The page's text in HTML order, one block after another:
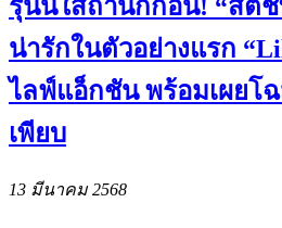
รุ่นนี้ใส่ถ่านกี่ก้อน! “สติช
น่ารักในตัวอย่างแรก
ไลฟ์แอ็กชัน พร้อมเผยโ
เพียบ
13 มีนาคม 2568